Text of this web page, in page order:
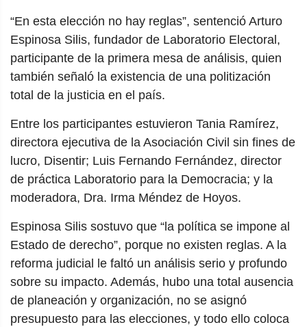
“En esta elección no hay reglas”, sentenció Arturo
Espinosa Silis, fundador de Laboratorio Electoral,
participante de la primera mesa de análisis, quien
también señaló la existencia de una politización
total de la justicia en el país.
Entre los participantes estuvieron Tania Ramírez,
directora ejecutiva de la Asociación Civil sin fines de
lucro, Disentir; Luis Fernando Fernández, director
de práctica Laboratorio para la Democracia; y la
moderadora, Dra. Irma Méndez de Hoyos.
Espinosa Silis sostuvo que “la política se impone al
Estado de derecho”, porque no existen reglas. A la
reforma judicial le faltó un análisis serio y profundo
sobre su impacto. Además, hubo una total ausencia
de planeación y organización, no se asignó
presupuesto para las elecciones, y todo ello coloca